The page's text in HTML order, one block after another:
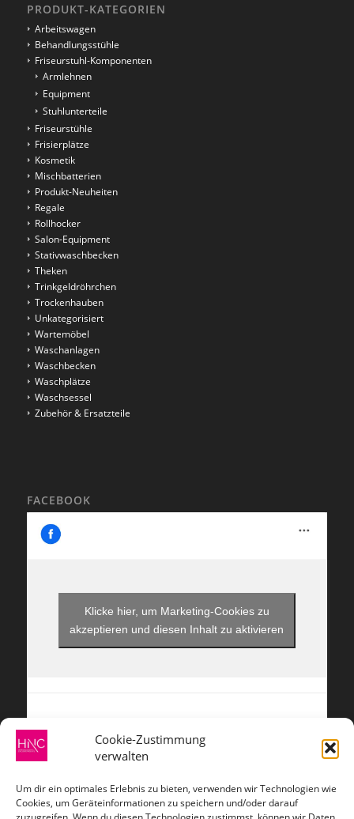
Cookie-Zustimmung
verwalten
Um dir ein optimales Erlebnis zu bieten, verwenden wir Technologien wie
Cookies, um Geräteinformationen zu speichern und/oder darauf
PRODUKT-KATEGORIEN
Arbeitswagen
Behandlungsstühle
Friseurstuhl-Komponenten
Armlehnen
Equipment
Stuhlunterteile
Friseurstühle
Frisierplätze
Kosmetik
Mischbatterien
Produkt-Neuheiten
Regale
Rollhocker
Salon-Equipment
Stativwaschbecken
Theken
Trinkgeldröhrchen
Trockenhauben
Unkategorisiert
Wartemöbel
Waschanlagen
Waschbecken
Waschplätze
Waschsessel
Zubehör & Ersatzteile
FACEBOOK
Klicke hier, um Marketing-Cookies zu
akzeptieren und diesen Inhalt zu aktivieren